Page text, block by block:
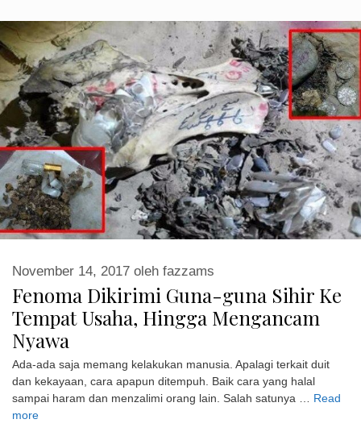
Fenoma Dikirimi Guna-guna Sihir Ke
Tempat Usaha, Hingga Mengancam
Nyawa
November 14, 2017 oleh fazzams
Ada-ada saja memang kelakukan manusia. Apalagi terkait duit
dan kekayaan, cara apapun ditempuh. Baik cara yang halal
sampai haram dan menzalimi orang lain. Salah satunya … Read
more